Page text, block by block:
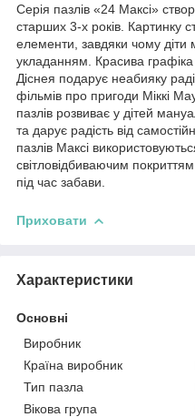
Серія пазлів «24 Максі»
старших 3-х років. Картинку
елементи, завдяки чому діти
укладанням. Красива графіка
Діснея подарує неабияку
фільмів про пригоди Міккі
пазлів розвиває у дітей
та дарує радість від
пазлів Максі
світловідбиваючим
під час забави.
Приховати
Характеристики
Основні
Виробник
Країна виробник
Тип пазла
Вікова група